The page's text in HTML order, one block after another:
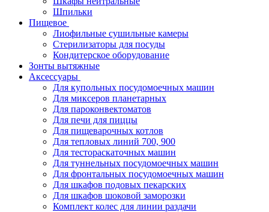
Шпильки
Пищевое
Лиофильные сушильные камеры
Стерилизаторы для посуды
Кондитерское оборудование
Зонты вытяжные
Аксессуары
Для купольных посудомоечных машин
Для миксеров планетарных
Для пароконвектоматов
Для печи для пиццы
Для пищеварочных котлов
Для тепловых линий 700, 900
Для тестораскаточных машин
Для туннельных посудомоечных машин
Для фронтальных посудомоечных машин
Для шкафов подовых пекарских
Для шкафов шоковой заморозки
Комплект колес для линии раздачи